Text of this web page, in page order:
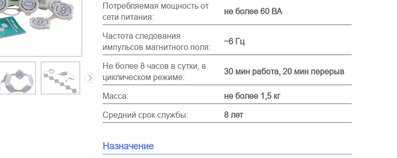
Потребляемая мощность от
сети питания:
не более 60 ВА
Частота следования
импульсов магнитного поля:
~6 Гц
Не более 8 часов в сутки, в
циклическом режиме:
30 мин работа, 20 мин перерыв
Масса: не более 1,5 кг
Средний срок службы: 8 лет
Назначение